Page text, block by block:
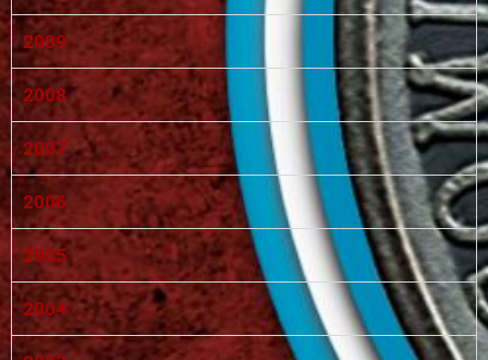
2009
2008
2007
2006
2005
2004